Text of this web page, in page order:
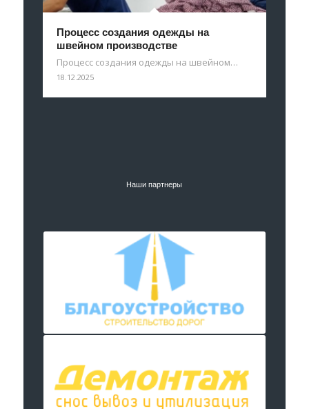
Процесс создания одежды на
швейном производстве
Процесс создания одежды на швейном…
18.12.2025
Наши партнеры